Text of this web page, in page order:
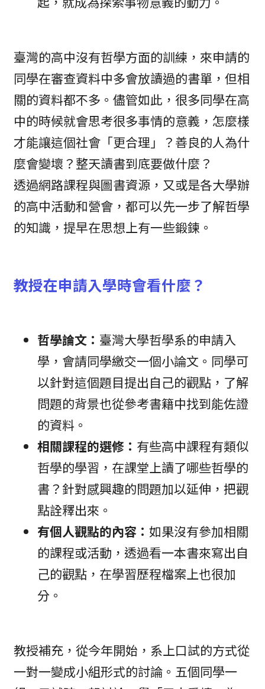
臺灣的高中沒有哲學方面的訓練，來申請的
同學在審查資料中多會放讀過的書單，但相
關的資料都不多。儘管如此，很多同學在高
中的時候就會思考很多事情的意義，怎麼樣
才能讓這個社會「更合理」？善良的人為什
麼會變壞？整天讀書到底要做什麼？
透過網路課程與圖書資源，又或是各大學辦
的高中活動和營會，都可以先一步了解哲學
的知識，提早在思想上有一些鍛鍊。
教授在申請入學時會看什麼？
哲學論文： 臺灣大學哲學系的申請入
學，會請同學繳交一個小論文。同學可
以針對這個題目提出自己的觀點，了解
問題的背景也從參考書籍中找到能佐證
的資料。
相關課程的選修： 有些高中課程有類似
哲學的學習，在課堂上讀了哪些哲學的
書？針對感興趣的問題加以延伸，把觀
點詮釋出來。
有個人觀點的內容： 如果沒有參加相關
的課程或活動，透過看一本書來寫出自
己的觀點，在學習歷程檔案上也很加
分。
教授補充，從今年開始，系上口試的方式從
一對一變成小組形式的討論。五個同學一